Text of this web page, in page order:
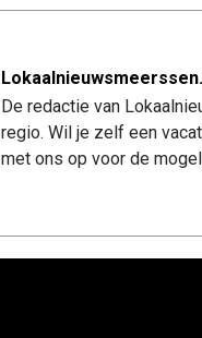
De redactie van
regio. Wil je zelf een
met ons op voor de